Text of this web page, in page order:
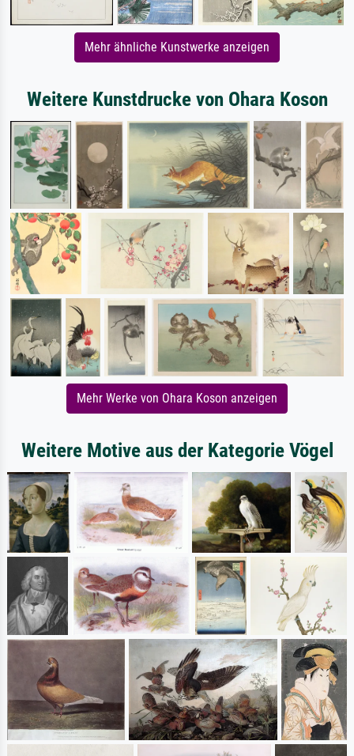
Mehr ähnliche Kunstwerke anzeigen
Weitere Kunstdrucke von Ohara Koson
Mehr Werke von Ohara Koson anzeigen
Weitere Motive aus der Kategorie Vögel